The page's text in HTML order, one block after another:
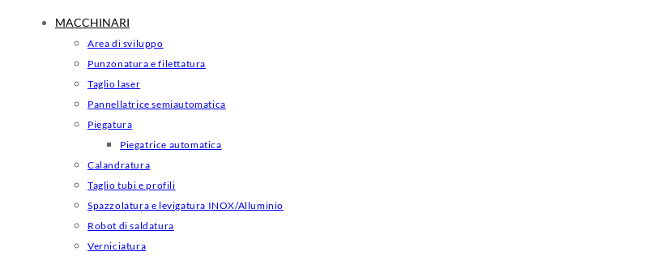
MACCHINARI
Area di sviluppo
Punzonatura e filettatura
Taglio laser
Pannellatrice semiautomatica
Piegatura
Piegatrice automatica
Calandratura
Taglio tubi e profili
Spazzolatura e levigatura INOX/Alluminio
Robot di saldatura
Verniciatura